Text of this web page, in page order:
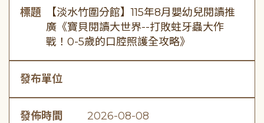
標題
【淡水竹圍分館】115年8月嬰幼兒閱讀推
廣《寶貝閱讀大世界--打敗蛀牙蟲大作
戰！0-5歲的口腔照護全攻略》
發布單位
發佈時間 2026-08-08